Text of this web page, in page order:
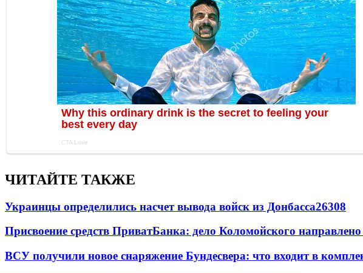
ЧИТАЙТЕ ТАКЖЕ
Украинцы определились насчет вывода войск из Донбасса26308
Присвоение средств ПриватБанка: дело Коломойского направлено
ВСУ получили новое снаряжение Бундесвера: что входит в